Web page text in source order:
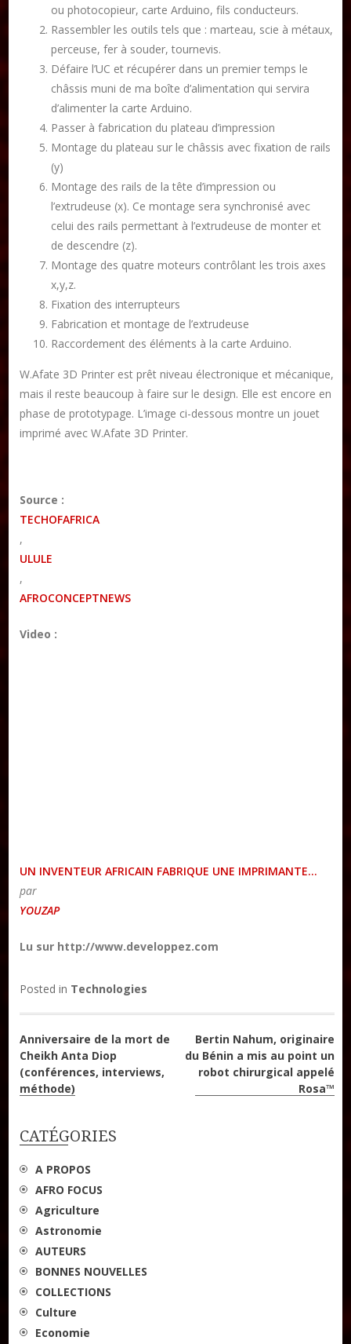
ou photocopieur, carte Arduino, fils conducteurs.
Rassembler les outils tels que : marteau, scie à métaux,
perceuse, fer à souder, tournevis.
Défaire l’UC et récupérer dans un premier temps le
châssis muni de ma boîte d’alimentation qui servira
d’alimenter la carte Arduino.
Passer à fabrication du plateau d’impression
Montage du plateau sur le châssis avec fixation de rails
(y)
Montage des rails de la tête d’impression ou
l’extrudeuse (x). Ce montage sera synchronisé avec
celui des rails permettant à l’extrudeuse de monter et
de descendre (z).
Montage des quatre moteurs contrôlant les trois axes
x,y,z.
Fixation des interrupteurs
Fabrication et montage de l’extrudeuse
Raccordement des éléments à la carte Arduino.
W.Afate 3D Printer est prêt niveau électronique et mécanique,
mais il reste beaucoup à faire sur le design. Elle est encore en
phase de prototypage. L’image ci-dessous montre un jouet
imprimé avec W.Afate 3D Printer.
Source :
TECHOFAFRICA
,
ULULE
,
AFROCONCEPTNEWS
Video :
UN INVENTEUR AFRICAIN FABRIQUE UNE IMPRIMANTE…
par
YOUZAP
Lu sur http://www.developpez.com
Posted in Technologies
Navigation
de
l’article
Anniversaire de la mort de
Cheikh Anta Diop
(conférences, interviews,
méthode)
Bertin Nahum, originaire
du Bénin a mis au point un
robot chirurgical appelé
Rosa™
CATÉGORIES
A PROPOS
AFRO FOCUS
Agriculture
Astronomie
AUTEURS
BONNES NOUVELLES
COLLECTIONS
Culture
Economie